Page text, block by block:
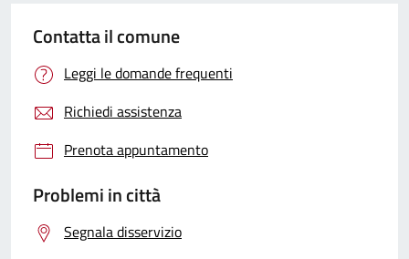
Contatta il comune
Leggi le domande frequenti
Richiedi assistenza
Prenota appuntamento
Problemi in città
Segnala disservizio